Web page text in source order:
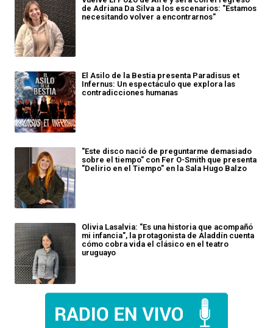
de Adriana Da Silva a los escenarios: "Estamos
necesitando volver a encontrarnos"
El Asilo de la Bestia presenta Paradisus et
Infernus: Un espectáculo que explora las
contradicciones humanas
"Este disco nació de preguntarme demasiado
sobre el tiempo" con Fer O-Smith que presenta
"Delirio en el Tiempo" en la Sala Hugo Balzo
Olivia Lasalvia: "Es una historia que acompañó
mi infancia", la protagonista de Aladdín cuenta
cómo cobra vida el clásico en el teatro
uruguayo